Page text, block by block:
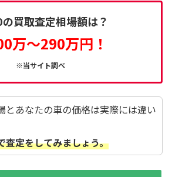
買取査定相場額は？
万～290万円！
※当サイト調べ
とあなたの車の価格は実際には違い
査定をしてみましょう。